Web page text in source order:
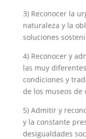
3) Reconocer la
naturaleza y la
soluciones
4) Reconocer y
las muy
condiciones y
de los museos de
5) Admitir y
y la constante
desigualdades